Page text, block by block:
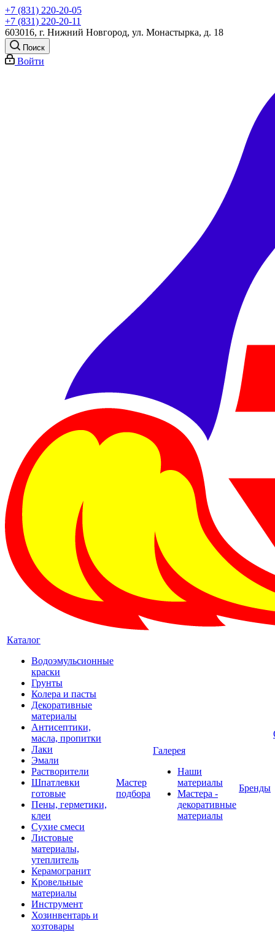
+7 (831) 220-20-05
+7 (831) 220-20-11
603016, г. Нижний Новгород, ул. Монастырка, д. 18
Поиск
Войти
Каталог
Водоэмульсионные
краски
Грунты
Колера и пасты
Декоративные
материалы
Антисептики,
масла, пропитки
Лаки
Эмали
Растворители
Шпатлевки
готовые
Пены, герметики,
клеи
Сухие смеси
Листовые
материалы,
утеплитель
Керамогранит
Кровельные
материалы
Инструмент
Хозинвентарь и
хозтовары
Мастер
подбора
Галерея
Наши
материалы
Мастера -
декоративные
материалы
Бренды